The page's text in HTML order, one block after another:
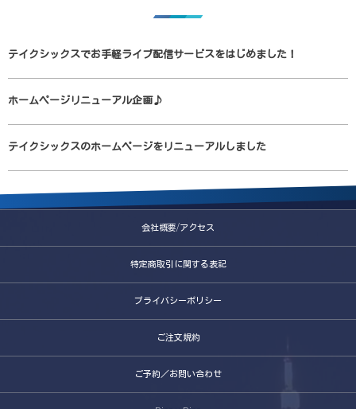
テイクシックスでお手軽ライブ配信サービスをはじめました！
ホームページリニューアル企画♪
テイクシックスのホームページをリニューアルしました
会社概要/アクセス
特定商取引に関する表記
プライバシーポリシー
ご注文規約
ご予約／お問い合わせ